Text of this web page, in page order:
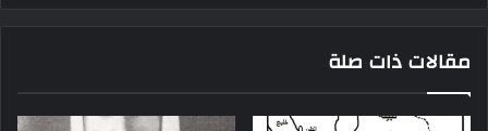
مقالات ذات صلة